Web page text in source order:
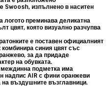
Swoosh, изпълнено в наситен
логото преминава деликатна
цвят, която визуално разчупва
е поставен официалният
комбинира синия цвят със
, за да придаде
на обувката.
междинна подметка има
надписAIRс фини оранжеви
въздушните възглавници.